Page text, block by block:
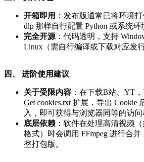
开箱即用 ：发布版通常已将环境
dlp 那样自行配置 Python 或系统环
完全开源 ：代码透明，支持
Linux（需自行编译或下载对应发行
四、 进阶使用建议
关于受限内容 ：在下载B站、YT
Get cookies.txt 扩展，导出 Cookie
入，即可获得与浏览器同等的访问
底层依赖 ：软件在处理高清视频
格式）时会调用 FFmpeg 进行合
整打包版。